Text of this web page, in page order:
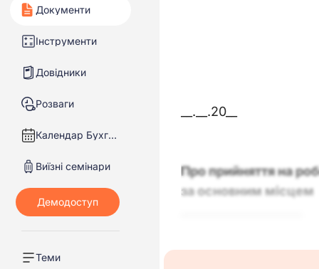
Документи
Інструменти
Довідники
Розваги
Календар Бухгалтера
Виїзні семінари
Теми
__.__.20__
Про прийняття на
за основним місцем
ПРИЙНЯТИ: